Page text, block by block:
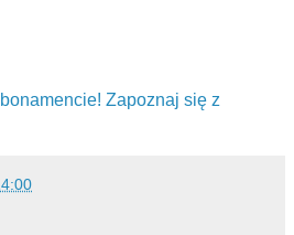
Zapoznaj się z